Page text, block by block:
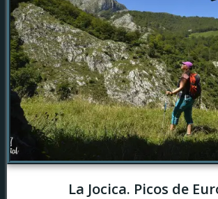
La Jocica. Picos de